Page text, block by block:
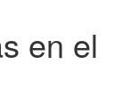
en el